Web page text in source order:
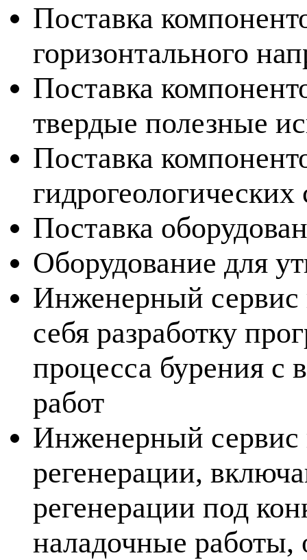
Поставка
горизонтального
Поставка
твердые полезные
Поставка
Поставка
Оборудование для
Инженерный
себя разработку
процесса бурения с
работ
Инженерный сервис
регенерации,
регенерации под
наладочные работы,